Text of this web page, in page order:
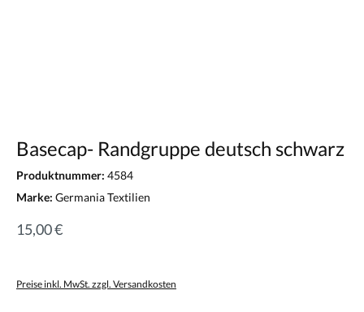
Basecap- Randgruppe deutsch schwarz
Produktnummer: 4584
Marke: Germania Textilien
15,00 €
Preise inkl. MwSt. zzgl. Versandkosten